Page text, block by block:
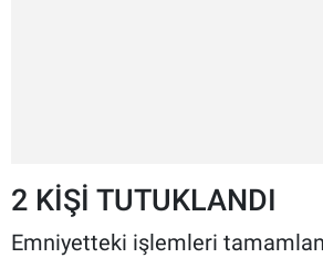
2 KİŞİ TUTUKLANDI
Emniyetteki işlemleri